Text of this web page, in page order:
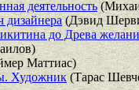
деятельность
дизайнера(Дэвид
до Древа
Маттиас)
Художник (Тарас